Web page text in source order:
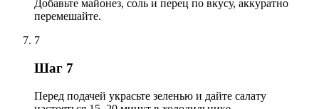
Добавьте майонез, соль и перец по вкусу, аккуратно
перемешайте.
7
Шаг 7
Перед подачей украсьте зеленью и дайте салату